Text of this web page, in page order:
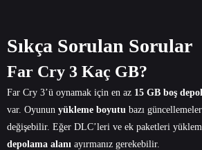
Sıkça Sorulan Sorular
Far Cry 3 Kaç GB?
Far Cry 3’ü oynamak için en az 15 GB boş
var. Oyunun yükleme boyutu bazı
değişebilir. Eğer DLC’leri ve ek paketleri
depolama alanı ayırmanız gerekebilir.